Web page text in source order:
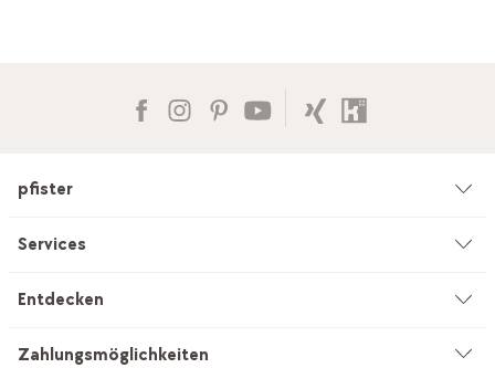
pfister
Unternehmen
Services
Beratung
Entdecken
Küchenstudio
Zahlungsmöglichkeiten